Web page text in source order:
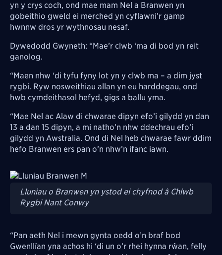
yn y crys coch, ond mae mam Nel a Branwen yn
gobeithio gweld ei merched yn cyflawni’r gamp
hwnnw dros yr wythnosau nesaf.
Dywedodd Gwyneth: “Mae’r clwb ‘ma di bod yn reit
ganolog.
“Maen nhw ‘di tyfu fyny lot yn y clwb ma – a dim jyst
rygbi. Ryw nosweithiau allan yn eu harddegau, ond
hwb cymdeithasol hefyd, gigs a ballu yma.
“Mae Nel ac Alaw di chwarae dipyn efo’i gilydd yn dan
13 a dan 15 dipyn, a mi natho’n nhw ddechrau efo’i
gilydd yn Awstralia. Ond di Nel heb chwarae fawr ddim
hefo Branwen ers pan o’n nhw’n ifanc iawn.
Image
Lluniau o Branwen yn ystod ei chyfnod â Chlwb
Rygbi Nant Conwy
“Pan aeth Nel i mewn gynta oedd o’n braf bod
Gwenllïan yna achos hi ‘di un o’r rhei hynna rŵan, felly